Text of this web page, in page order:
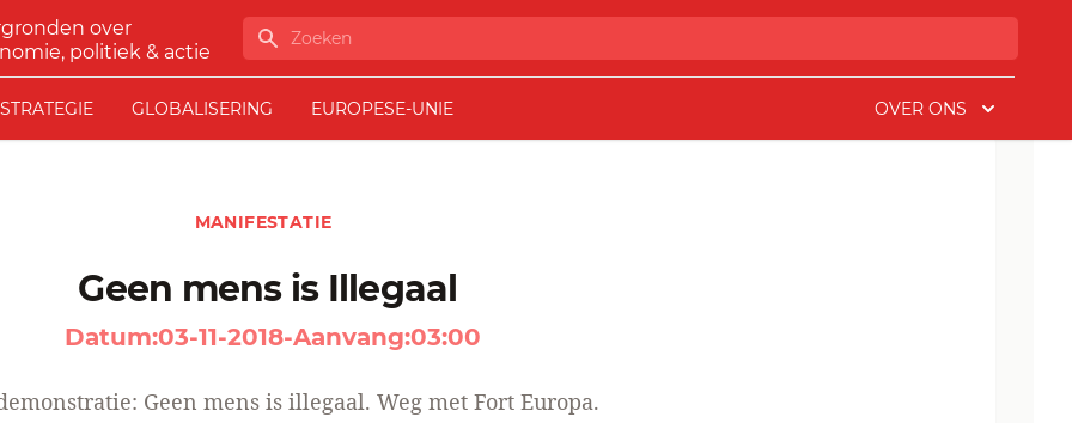
over
politiek & actie
Zoeken
STRATEGIE GLOBALISERING EUROPESE-UNIE OVER ONS
MANIFESTATIE
Geen mens is Illegaal
Datum:03-11-2018-Aanvang:03:00
Geen mens is illegaal. Weg met Fort Europa.